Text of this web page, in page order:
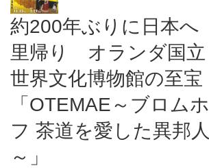
約200年ぶりに日本へ
里帰り オランダ国立
世界文化博物館の至宝
「OTEMAE～ブロムホ
フ 茶道を愛した異邦人
～」